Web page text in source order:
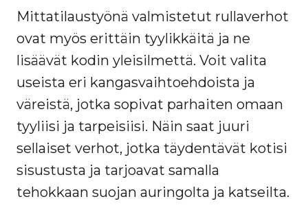
Mittatilaustyönä valmistetut rullaverhot
ovat myös erittäin tyylikkäitä ja ne
lisäävät kodin yleisilmettä. Voit valita
useista eri kangasvaihtoehdoista ja
väreistä, jotka sopivat parhaiten omaan
tyyliisi ja tarpeisiisi. Näin saat juuri
sellaiset verhot, jotka täydentävät kotisi
sisustusta ja tarjoavat samalla
tehokkaan suojan auringolta ja katseilta.